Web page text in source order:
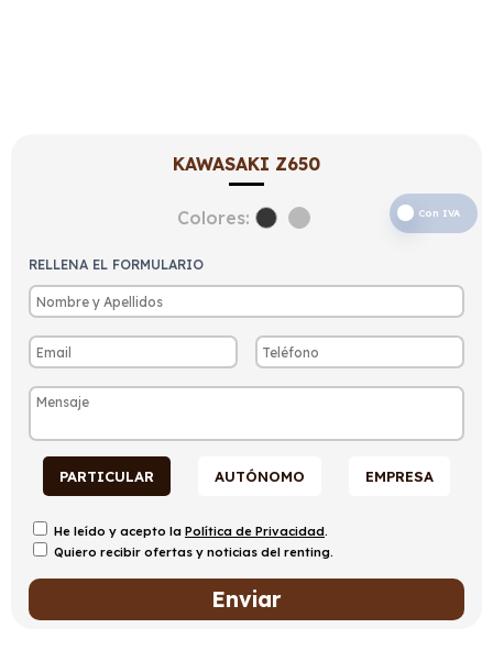
KAWASAKI Z650
Con IVA
Colores:
RELLENA EL FORMULARIO
PARTICULAR AUTÓNOMO EMPRESA
He leído y acepto la Política de Privacidad.
Quiero recibir ofertas y noticias del renting.